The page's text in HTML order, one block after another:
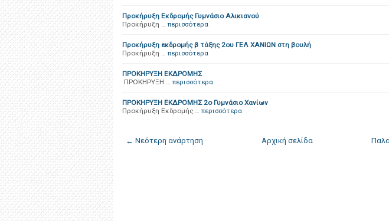
Προκήρυξη Εκδρομής Γυμνάσιο Αλικιανού
Προκήρυξη … περισσότερα
Προκήρυξη εκδρομής β τάξης 2ου ΓΕΛ ΧΑΝΙΩΝ στη βουλή
Προκήρυξη … περισσότερα
ΠΡΟΚΗΡΥΞΗ ΕΚΔΡΟΜΗΣ
ΠΡΟΚΗΡΥΞΗ … περισσότερα
ΠΡΟΚΗΡΥΞΗ ΕΚΔΡΟΜΗΣ 2ο Γυμνάσιο Χανίων
Προκήρυξη Εκδρομής … περισσότερα
← Νεότερη ανάρτηση Αρχική σελίδα